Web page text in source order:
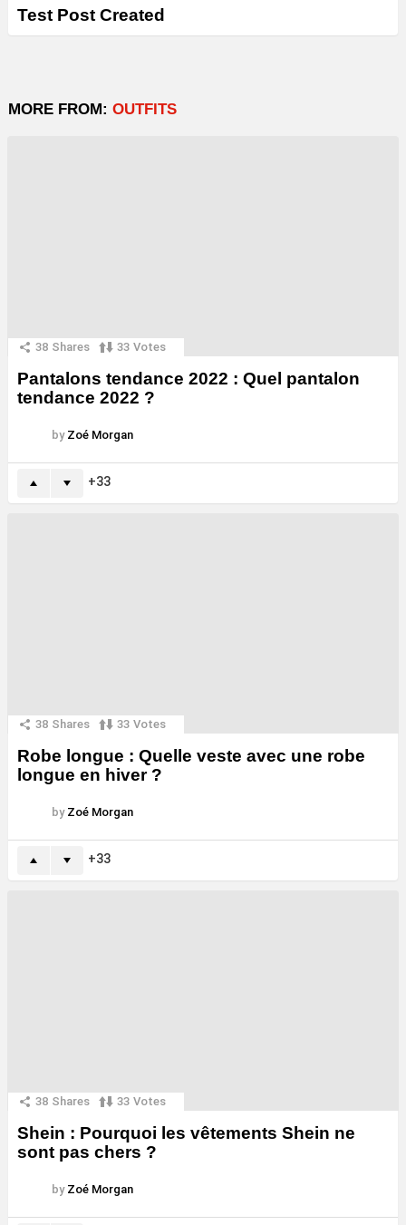
Test Post Created
MORE FROM: OUTFITS
38 Shares 33 Votes
Pantalons tendance 2022 : Quel pantalon
tendance 2022 ?
by Zoé Morgan
33
38 Shares 33 Votes
Robe longue : Quelle veste avec une robe
longue en hiver ?
by Zoé Morgan
33
38 Shares 33 Votes
Shein : Pourquoi les vêtements Shein ne
sont pas chers ?
by Zoé Morgan